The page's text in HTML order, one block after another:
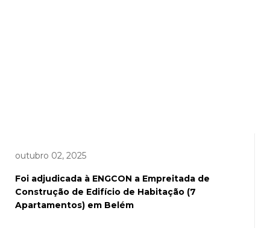
outubro 02, 2025
Foi adjudicada à ENGCON a Empreitada de
Construção de Edifício de Habitação (7
Apartamentos) em Belém